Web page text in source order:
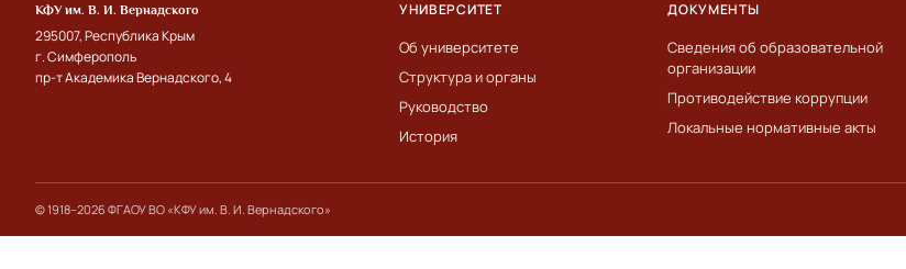
КФУ им. В. И. Вернадского
295007, Республика Крым
г. Симферополь
пр-т Академика Вернадского, 4
УНИВЕРСИТЕТ
Об университете
Структура и органы
Руководство
История
ДОКУМЕНТЫ
Сведения об образовательной
организации
Противодействие коррупции
Локальные нормативные акты
© 1918–2026 ФГАОУ ВО «КФУ им. В. И. Вернадского»